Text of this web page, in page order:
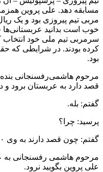
مسابقه دهد. علی پروین
مربی تیم پیروزی بود و یک
خوب است بدانید عربستانی‌ها
بود.
مرحوم هاشمی‌رفسنجانی بنده
قصد دارد به عربستان برود و
گفتم: بله.
پرسید: چرا؟
گفتم: چون قصد دارند به وی ۵۰ میلیون تومان پول بدهند.
مرحوم هاشمی رفسنجانی به
علی پروین بگویید نرود.